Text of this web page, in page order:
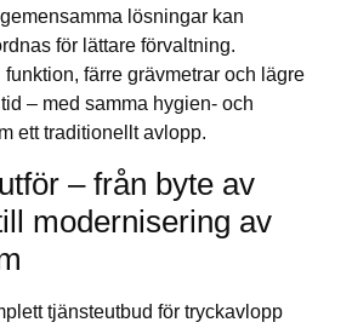
lösningar kan
för lättare förvaltning.
funktion, färre grävmetrar och lägre
– med samma hygien- och
ett traditionellt avlopp.
– från byte av
modernisering av
tjänsteutbud för tryckavlopp